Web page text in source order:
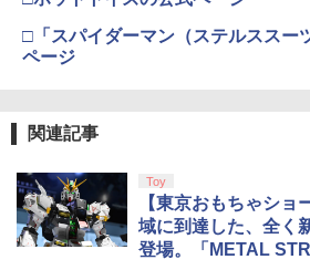
□「スパイダーマン（ステルススー
ページ
関連記事
Toy
【東京おもちゃショ
域に到達した、全く
登場。「METAL